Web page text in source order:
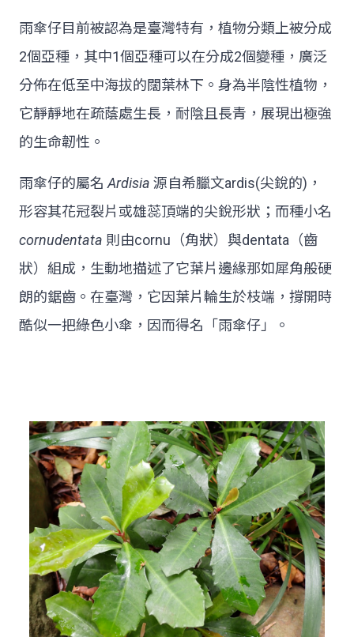
雨傘仔目前被認為是臺灣特有，植物分類上被分成
2個亞種，其中1個亞種可以在分成2個變種，廣泛
分佈在低至中海拔的闊葉林下。身為半陰性植物，
它靜靜地在疏蔭處生長，耐陰且長青，展現出極強
的生命韌性。
雨傘仔的屬名 Ardisia 源自希臘文ardis(尖銳的)，
形容其花冠裂片或雄蕊頂端的尖銳形狀；而種小名
cornudentata 則由cornu（角狀）與dentata（齒
狀）組成，生動地描述了它葉片邊緣那如犀角般硬
朗的鋸齒。在臺灣，它因葉片輪生於枝端，撐開時
酷似一把綠色小傘，因而得名「雨傘仔」。